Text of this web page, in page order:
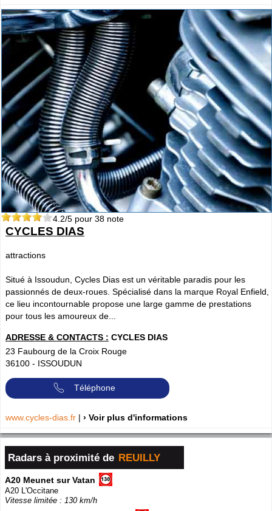
4.2/5 pour 38 note
CYCLES DIAS
attractions
Situé à Issoudun, Cycles Dias est un véritable paradis pour les
passionnés de deux-roues. Spécialisé dans la marque Royal Enfield,
ce lieu incontournable propose une large gamme de prestations
pour tous les amoureux de...
ADRESSE & CONTACTS : CYCLES DIAS
23 Faubourg de la Croix Rouge
36100 - ISSOUDUN
Téléphone
www.cycles-dias.fr | › Voir plus d'informations
Radars à proximité de REUILLY
A20 Meunet sur Vatan
A20 L'Occitane
Vitesse limitée : 130 km/h